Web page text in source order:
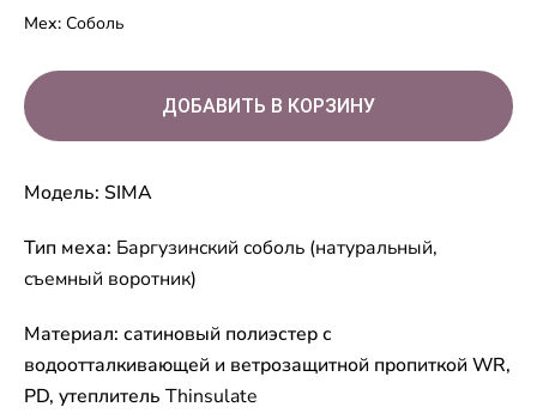
Мех: Соболь
Модель: SIMA
Тип меха: Баргузинский соболь (натуральный,
съемный воротник)
Материал: сатиновый полиэстер с
водоотталкивающей и ветрозащитной пропиткой WR,
PD, утеплитель Thinsulate